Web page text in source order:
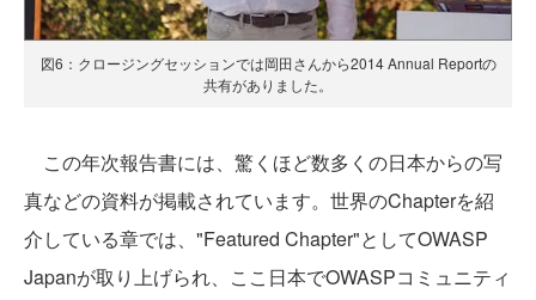
図6：クロージングセッションでは岡田さんから2014 Annual Reportの
共有がありました。
この年次報告書には、驚くほど数多くの日本からの写
真などの資料が掲載されています。世界のChapterを紹
介している章では、"Featured Chapter"としてOWASP
Japanが取り上げられ、ここ日本でOWASPコミュニティ